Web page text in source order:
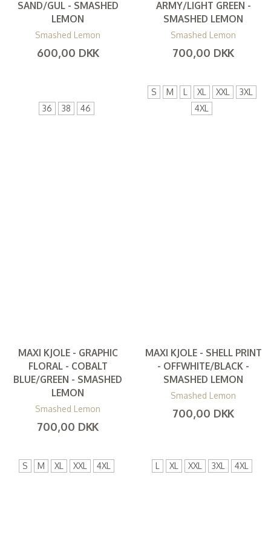
SAND/GUL - SMASHED
LEMON
Smashed Lemon
600,00 DKK
36 38 46
ARMY/LIGHT GREEN -
SMASHED LEMON
Smashed Lemon
700,00 DKK
S M L XL XXL
3XL
4XL
MAXI KJOLE - GRAPHIC
FLORAL - COBALT
BLUE/GREEN - SMASHED
LEMON
Smashed Lemon
700,00 DKK
S M XL XXL 4XL
MAXI KJOLE - SHELL PRINT
- OFFWHITE/BLACK -
SMASHED LEMON
Smashed Lemon
700,00 DKK
L XL XXL 3XL 4XL